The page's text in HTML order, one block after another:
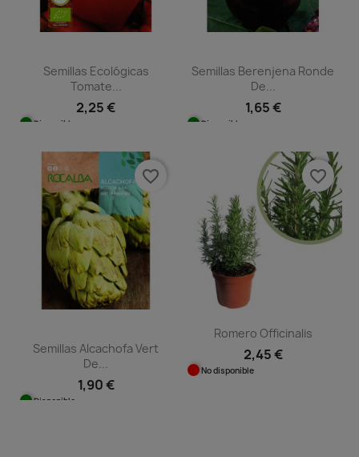
Semillas Ecológicas
Tomate...
2,25 €
Disponible
Semillas Berenjena Ronde
De...
1,65 €
Disponible
Semillas Alcachofa Vert
De...
1,90 €
Disponible
favorite_border
Romero Officinalis
2,45 €
No disponible
favorite_border